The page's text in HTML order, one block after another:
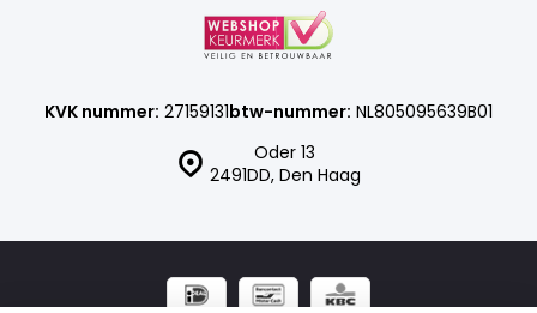
Oder 13
2491DD, Den Haag
KVK nummer: 27159131btw-nummer: NL805095639B01